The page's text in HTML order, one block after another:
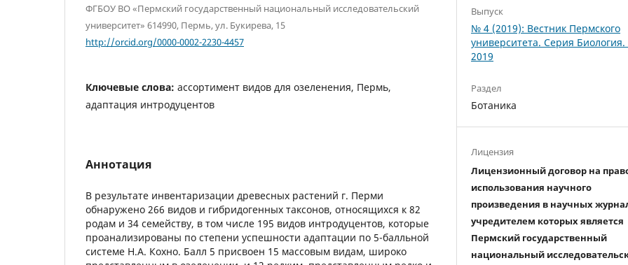
ФГБОУ ВО «Пермский государственный национальный исследовательский
университет» 614990, Пермь, ул. Букирева, 15
http://orcid.org/0000-0002-2230-4457
Ключевые слова: ассортимент видов для озеленения, Пермь,
адаптация интродуцентов
Аннотация
В результате инвентаризации древесных растений г. Перми
обнаружено 266 видов и гибридогенных таксонов, относящихся к 82
родам и 34 семейству, в том числе 195 видов интродуцентов, которые
проанализированы по степени успешности адаптации по 5-балльной
системе Н.А. Кохно. Балл 5 присвоен 15 массовым видам, широко
Выпуск
№ 4 (2019): Вестник Пермского
университета. Серия
2019
Раздел
Ботаника
Лицензия
Лицензионный договор на
использования научного
произведения в научных
учредителем которых является
Пермский государственный
национальный